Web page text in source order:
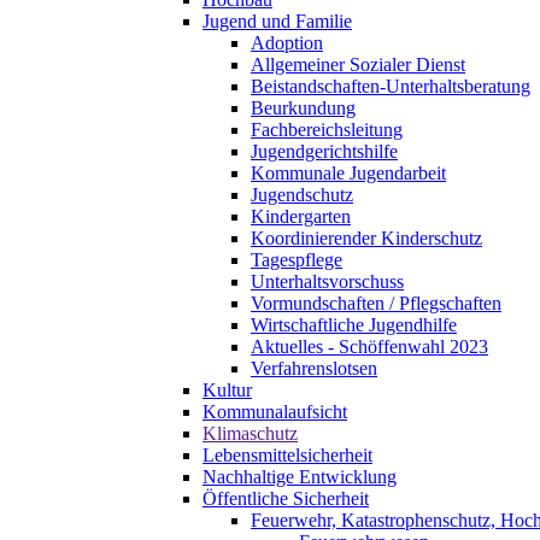
Jugend und Familie
Adoption
Allgemeiner Sozialer Dienst
Beistandschaften-Unterhaltsberatung
Beurkundung
Fachbereichsleitung
Jugendgerichtshilfe
Kommunale Jugendarbeit
Jugendschutz
Kindergarten
Koordinierender Kinderschutz
Tagespflege
Unterhaltsvorschuss
Vormundschaften / Pflegschaften
Wirtschaftliche Jugendhilfe
Aktuelles - Schöffenwahl 2023
Verfahrenslotsen
Kultur
Kommunalaufsicht
Klimaschutz
Lebensmittelsicherheit
Nachhaltige Entwicklung
Öffentliche Sicherheit
Feuerwehr, Katastrophenschutz,